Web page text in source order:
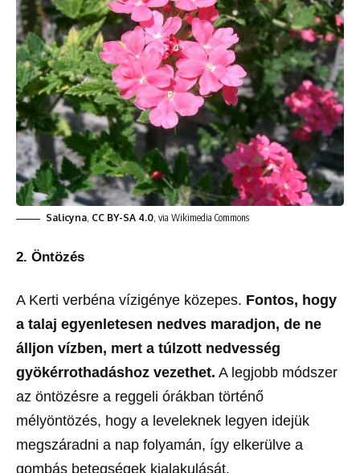
Salicyna, CC BY-SA 4.0, via Wikimedia Commons
2. Öntözés
A Kerti verbéna vízigénye közepes. Fontos, hogy
a talaj egyenletesen nedves maradjon, de ne
álljon vízben, mert a túlzott nedvesség
gyökérrothadáshoz vezethet. A legjobb módszer
az öntözésre a reggeli órákban történő
mélyöntözés, hogy a leveleknek legyen idejük
megszáradni a nap folyamán, így elkerülve a
gombás betegségek kialakulását.